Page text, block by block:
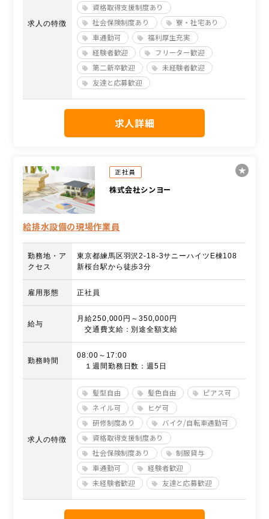
求人の特徴
資格取得支援制度あり
社会保険制度あり
寮・社宅あり
車通勤可
福利厚生充実
経験者歓迎
フリーター歓迎
第二新卒歓迎
未経験者歓迎
友達と応募歓迎
求人詳細
正社員
株式会社シンヨー
給排水設備の現場作業員
勤務地・ア
クセス
東京都練馬区羽沢2-18-3サニーハイツE棟108
新桜台駅から徒歩3分
雇用形態 正社員
給与
月給250,000円～350,000円
交通費支給：別途全額支給
勤務時間
08:00～17:00
１週間勤務日数：週5日
求人の特徴
髪型自由 髪色自由
ピアス可
ネイル可
ヒゲ可
研修制度あり
バイク/自転車通勤可
資格取得支援制度あり
社会保険制度あり
制服貸与
車通勤可
経験者歓迎
未経験者歓迎
友達と応募歓迎